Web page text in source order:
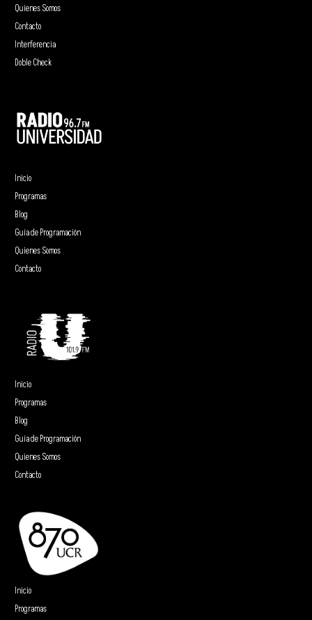
Quienes Somos
Contacto
Interferencia
Doble Check
Inicio
Programas
Blog
Guía de Programación
Quienes Somos
Contacto
Inicio
Programas
Blog
Guía de Programación
Quienes Somos
Contacto
Inicio
Programas